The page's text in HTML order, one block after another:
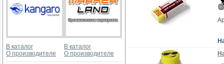
В каталог
О производителе
В каталог
О производителе